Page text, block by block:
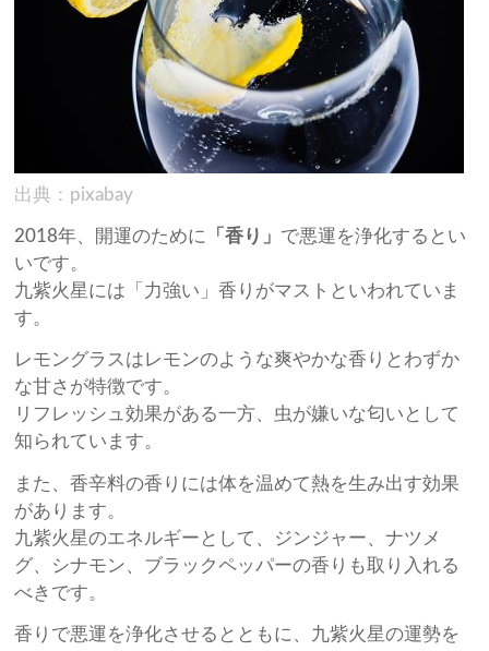
出典：pixabay
2018年、開運のために 「香り」 で悪運を浄化するとい
いです。
九紫火星には「力強い」香りがマストといわれていま
す。
レモングラスはレモンのような爽やかな香りとわずか
な甘さが特徴です。
リフレッシュ効果がある一方、虫が嫌いな匂いとして
知られています。
また、香辛料の香りには体を温めて熱を生み出す効果
があります。
九紫火星のエネルギーとして、ジンジャー、ナツメ
グ、シナモン、ブラックペッパーの香りも取り入れる
べきです。
香りで悪運を浄化させるとともに、九紫火星の運勢を